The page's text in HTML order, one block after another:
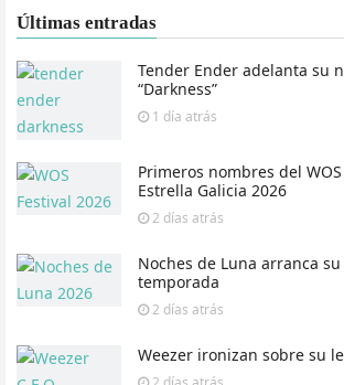
Últimas entradas
Tender Ender adelanta su
“Darkness”
1 día atrás
Primeros nombres del
Estrella Galicia 2026
2 días atrás
Noches de Luna arranca
temporada
2 días atrás
Weezer ironizan sobre su